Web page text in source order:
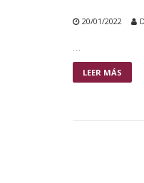
20/01/2022
…
LEER MÁS